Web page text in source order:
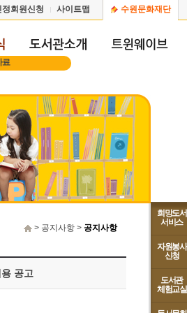
정회원신청 사이트맵 수원문화재단
료
> 공지사항 > 공지사항
공고
희망도서
서비스
자원봉사
신청
도서관
체험교실